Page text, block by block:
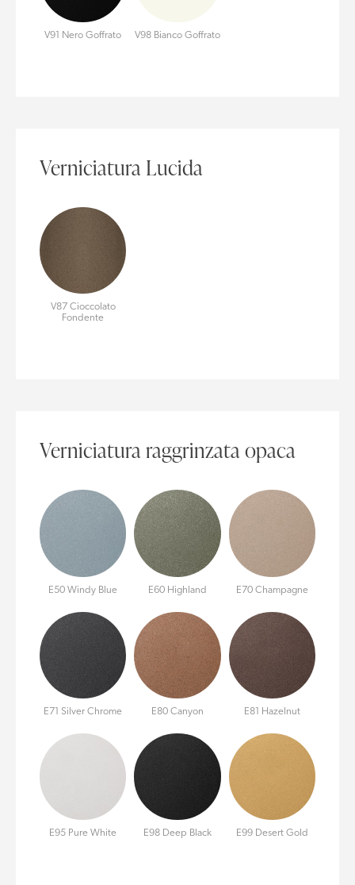
V91 Nero Goffrato V98 Bianco Goffrato
Verniciatura Lucida
V87 Cioccolato
Fondente
Verniciatura raggrinzata opaca
E50 Windy Blue E60 Highland E70 Champagne
E71 Silver Chrome E80 Canyon E81 Hazelnut
E95 Pure White E98 Deep Black E99 Desert Gold